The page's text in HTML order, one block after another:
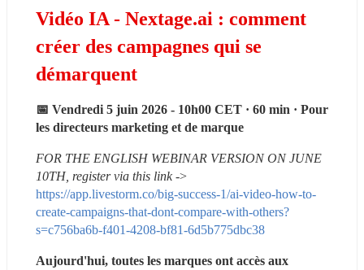
Vidéo IA - Nextage.ai : comment
créer des campagnes qui se
démarquent
📅 Vendredi 5 juin 2026 - 10h00 CET · 60 min · Pour
les directeurs marketing et de marque
FOR THE ENGLISH WEBINAR VERSION ON JUNE
10TH, register via this link
https://app.livestorm.co/big-success-1/ai-video-how-to-
create-campaigns-that-dont-compare-with-others?
s=c756ba6b-f401-4208-bf81-6d5b775dbc38
Aujourd'hui, toutes les marques ont accès aux